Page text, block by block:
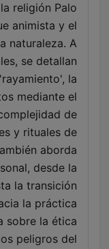
religión Palo
animista y el
naturaleza. A
se detallan
la
mediante el
de
y rituales de
aborda
desde la
la transición
la práctica
sobre la ética
peligros del